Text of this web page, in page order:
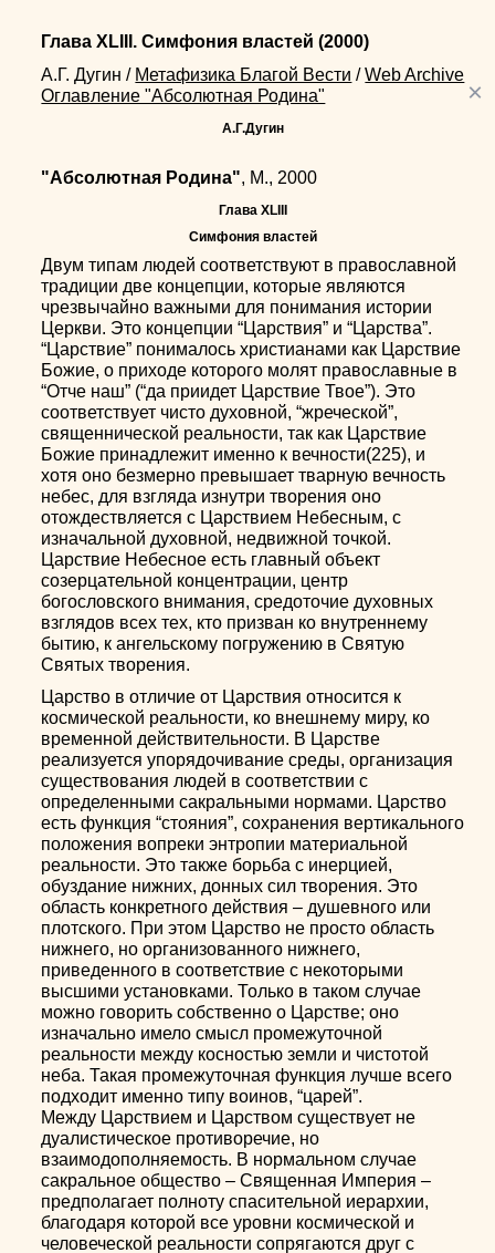
×
Глава XLIII. Симфония властей (2000)
А.Г. Дугин / Метафизика Благой Вести / Web Archive
Оглавление "Абсолютная Родина"
А.Г.Дугин
"Абсолютная Родина", М., 2000
Глава XLIII
Симфония властей
Двум типам людей соответствуют в православной
традиции две концепции, которые являются
чрезвычайно важными для понимания истории
Церкви. Это концепции “Царствия” и “Царства”.
“Царствие” понималось христианами как Царствие
Божие, о приходе которого молят православные в
“Отче наш” (“да приидет Царствие Твое”). Это
соответствует чисто духовной, “жреческой”,
священнической реальности, так как Царствие
Божие принадлежит именно к вечности(225), и
хотя оно безмерно превышает тварную вечность
небес, для взгляда изнутри творения оно
отождествляется с Царствием Небесным, с
изначальной духовной, недвижной точкой.
Царствие Небесное есть главный объект
созерцательной концентрации, центр
богословского внимания, средоточие духовных
взглядов всех тех, кто призван ко внутреннему
бытию, к ангельскому погружению в Святую
Святых творения.
Царство в отличие от Царствия относится к
космической реальности, ко внешнему миру, ко
временной действительности. В Царстве
реализуется упорядочивание среды, организация
существования людей в соответствии с
определенными сакральными нормами. Царство
есть функция “стояния”, сохранения вертикального
положения вопреки энтропии материальной
реальности. Это также борьба с инерцией,
обуздание нижних, донных сил творения. Это
область конкретного действия – душевного или
плотского. При этом Царство не просто область
нижнего, но организованного нижнего,
приведенного в соответствие с некоторыми
высшими установками. Только в таком случае
можно говорить собственно о Царстве; оно
изначально имело смысл промежуточной
реальности между косностью земли и чистотой
неба. Такая промежуточная функция лучше всего
подходит именно типу воинов, “царей”.
Между Царствием и Царством существует не
дуалистическое противоречие, но
взаимодополняемость. В нормальном случае
сакральное общество – Священная Империя –
предполагает полноту спасительной иерархии,
благодаря которой все уровни космической и
человеческой реальности сопрягаются друг с